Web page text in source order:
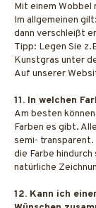
Mit einem Wobbel
Im allgemeinen
dann verschleißt
Tipp: Legen Sie
Kunstgras unter
Auf unserer
11. In welchen
Am besten
Farben es gibt.
semi- transparent.
die Farbe
natürliche
12. Kann ich